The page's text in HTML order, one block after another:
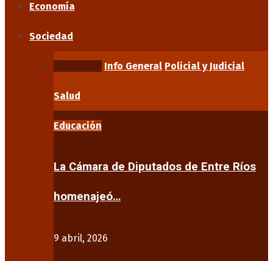
Economía
Sociedad
Info General Policial y Judicial
Salud
Educación
La Cámara de Diputados de Entre Ríos
homenajeó…
9 abril, 2026